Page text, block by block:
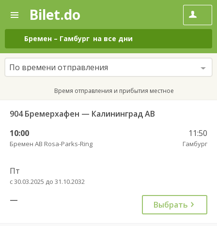
—
Поиск
и
покупка
билетов
на
автобус
онлайн
Bilet.do
Бремен – Гамбург на все дни
По времени отправления
Время отправления и прибытия местное
904 Бремерхафен — Калининград АВ
10:00
Бремен АВ Rosa-Parks-Ring
11:50
Гамбург
Пт
с 30.03.2025 до 31.10.2032
— Выбрать